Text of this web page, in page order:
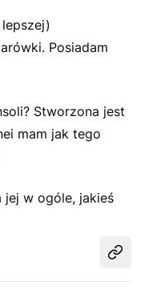
Posiadam
Stworzona jest
mam jak tego
jej w ogóle, jakieś
Udostępnij